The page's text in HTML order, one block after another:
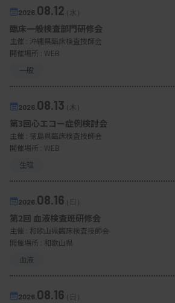
2026. 08.12（水）
臨床一般検査部門研修会
主催 : 沖縄県臨床検査技師会
開催場所 : WEB
一般
2026. 08.13（木）
第3回心エコー症例検討会
主催 : 徳島県臨床検査技師会
開催場所 : WEB
生理
2026. 08.16（日）
第2回 血液検査班研修会
主催 : 和歌山県臨床検査技師会
開催場所 : 和歌山県
血液
2026. 08.16（日）